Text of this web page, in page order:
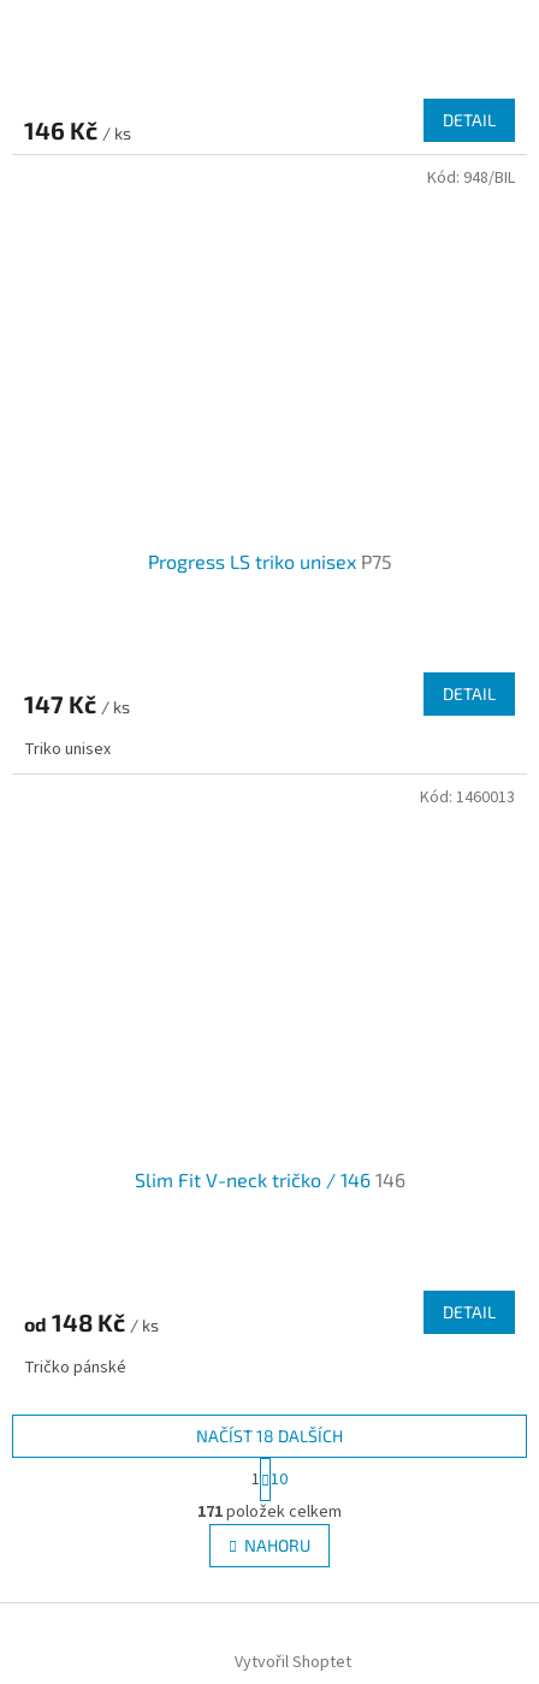
146 Kč / ks
DETAIL
Progress LS triko unisex P75
je
z
5
147 Kč / ks
DETAIL
Triko unisex
Kód: 948/BIL
Slim Fit V-neck tričko / 146 146
je
z
hvězdiček.
od 148 Kč / ks
DETAIL
Tričko pánské
Kód: 1460013
O
v
l
á
í
NAČÍST 18 DALŠÍCH
t
r
á
n
k
v
n
í
1 10
171položek celkem
NAHORU
Vytvořil Shoptet